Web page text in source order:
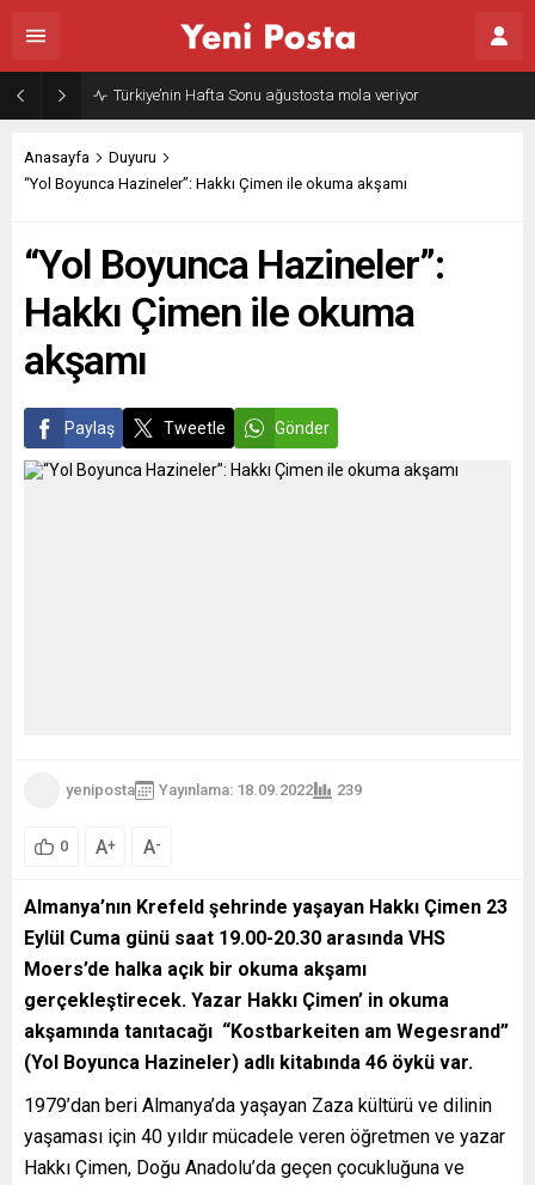
Gazze’nin geleceği: Teknokratik kontrol mü, kolonializm mi?
Anasayfa
Duyuru
“Yol Boyunca Hazineler”: Hakkı Çimen ile okuma akşamı
“Yol Boyunca Hazineler”:
Hakkı Çimen ile okuma
akşamı
Paylaş Tweetle Gönder
yeniposta Yayınlama: 18.09.2022 239
0 A+ A-
Almanya’nın Krefeld şehrinde yaşayan Hakkı Çimen 23
Eylül Cuma günü saat 19.00-20.30 arasında VHS
Moers’de halka açık bir okuma akşamı
gerçekleştirecek. Yazar Hakkı Çimen’ in okuma
akşamında tanıtacağı “Kostbarkeiten am Wegesrand”
(Yol Boyunca Hazineler) adlı kitabında 46 öykü var.
1979’dan beri Almanya’da yaşayan Zaza kültürü ve dilinin
yaşaması için 40 yıldır mücadele veren öğretmen ve yazar
Hakkı Çimen, Doğu Anadolu’da geçen çocukluğuna ve